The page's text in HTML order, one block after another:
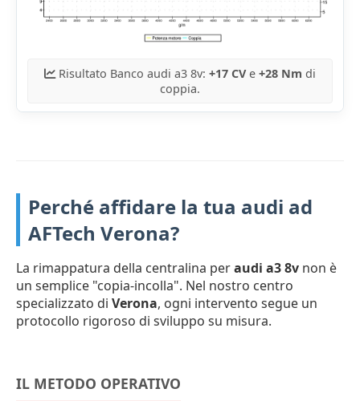
Risultato Banco audi a3 8v: +17 CVe +28 Nm di
coppia.
Perché affidare la tua audi ad
AFTech Verona?
La rimappatura della centralina peraudi a3 8v non è
un semplice "copia-incolla". Nel nostro centro
specializzato di Verona, ogni intervento segue un
protocollo rigoroso di sviluppo su misura.
IL METODO OPERATIVO